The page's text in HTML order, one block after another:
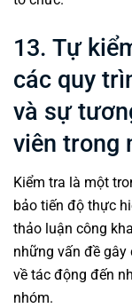
13. Tự
các quy
và sự
viên trong
Kiểm tra là một
bảo tiến độ thực
thảo luận công
những vấn đề
về tác động đến
nhóm.